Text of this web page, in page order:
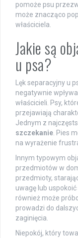
pomoże psu
może znacząco
właściciela.
Jakie są
u psa?
Lęk separacyjny u
negatywnie
właścicieli. Psy,
przejawiają
Jednym z
szczekanie . Pies
na wyrażenie
Innym typowym
przedmiotów w
przedmioty,
uwagę lub
również może
prowadzi do
zaginięcia.
Niepokój, który